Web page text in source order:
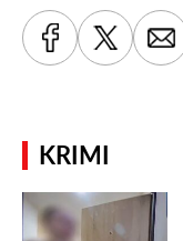
KRIMI